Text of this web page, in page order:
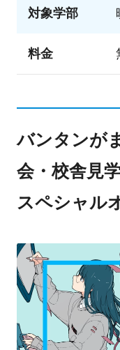
対象学部
料金
バンタンが
会・校舎見
スペシャル